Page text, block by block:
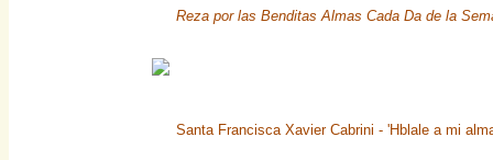
Reza por las Benditas Almas Cada Da de la
Santa Francisca Xavier Cabrini - 'Hblale a mi